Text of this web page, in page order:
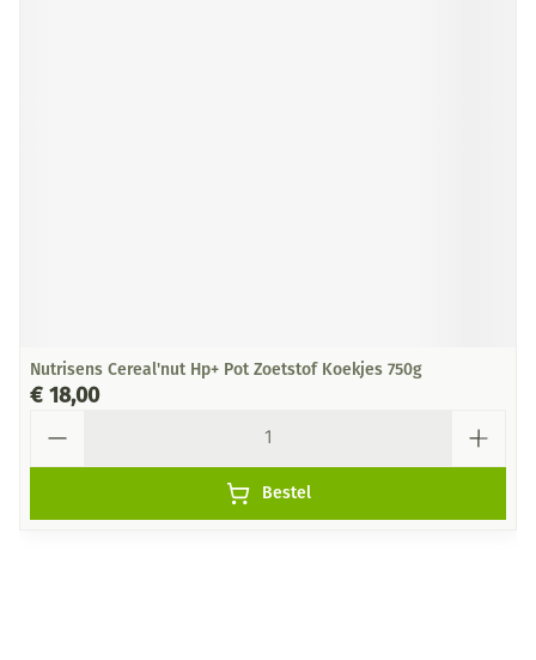
Nutrisens Cereal'nut Hp+ Pot Zoetstof Koekjes 750g
€ 18,00
Bestel